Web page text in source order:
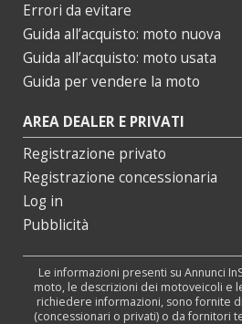
Errori da evitare
Guida all’acquisto: moto nuova
Guida all’acquisto: moto usata
Guida per vendere la moto
AREA DEALER E PRIVATI
Registrazione privato
Registrazione concessionaria
Log in
Pubblicità
Le informazioni presenti su Annunci
moto, le descrizioni dei motoveicoli e
richiedere informazioni, sono fornite
(concessionari o privati) o da fornitori